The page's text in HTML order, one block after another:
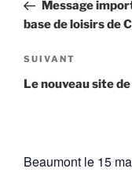
l’article
Message
base de loisirs de
Article
suivant
SUIVANT
Le nouveau site
Beaumont le 15